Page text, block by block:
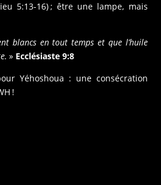
5:13-16) ; être une lampe, mais
blancs en tout temps et que l’huile
» Ecclésiaste 9:8
Yéhoshoua : une consécration
!